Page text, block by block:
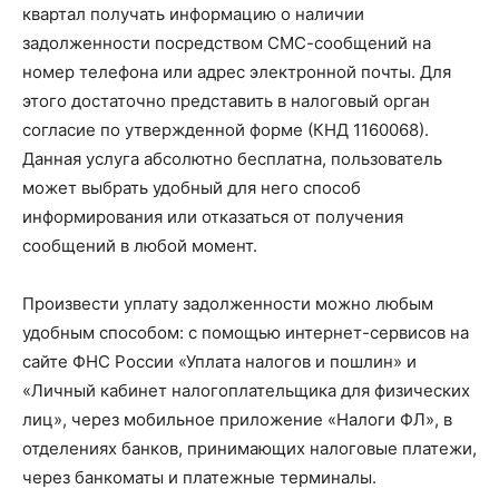
квартал получать информацию о наличии
задолженности посредством СМС-сообщений на
номер телефона или адрес электронной почты. Для
этого достаточно представить в налоговый орган
согласие по утвержденной форме (КНД 1160068).
Данная услуга абсолютно бесплатна, пользователь
может выбрать удобный для него способ
информирования или отказаться от получения
сообщений в любой момент.
Произвести уплату задолженности можно любым
удобным способом: с помощью интернет-сервисов на
сайте ФНС России «Уплата налогов и пошлин» и
«Личный кабинет налогоплательщика для физических
лиц», через мобильное приложение «Налоги ФЛ», в
отделениях банков, принимающих налоговые платежи,
через банкоматы и платежные терминалы.